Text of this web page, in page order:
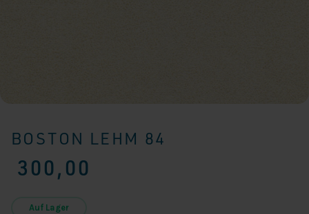
BOSTON LEHM 84
300,00
Auf Lager